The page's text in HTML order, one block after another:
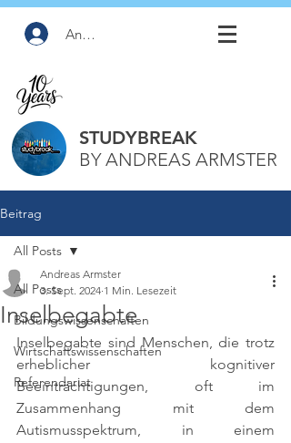
Anmelden
STUDYBREAK
BY ANDREAS ARMSTER
Beitrag
All Posts
Bildungswissenschaften
Wirtschaftswissenschaften
Referendariat
All Posts
Inselbegabte
Andreas Armster
3. Sept. 2024 1 Min. Lesezeit
Inselbegabte sind Menschen, die trotz
erheblicher kognitiver
Beeinträchtigungen, oft im
Zusammenhang mit dem
Autismusspektrum, in einem